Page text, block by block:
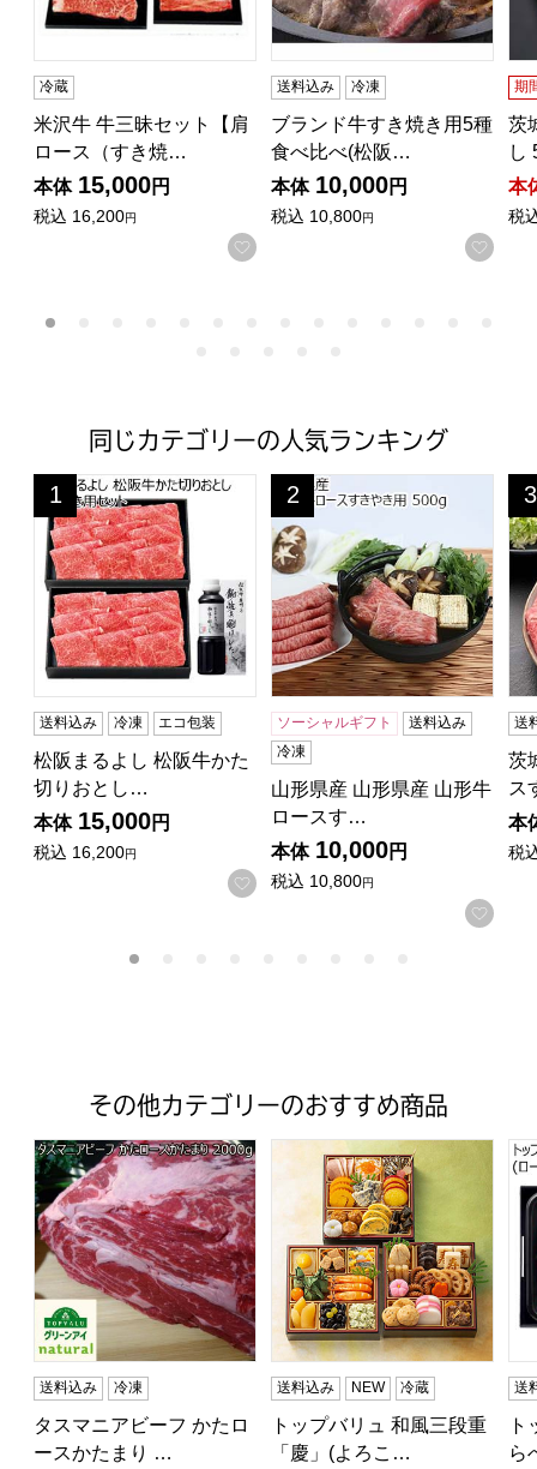
冷蔵
米沢牛 牛三昧セット【肩
ロース（すき焼…
本体 15,000円
税込 16,200円
お気に入りに登録する
送料込み 冷凍
ブランド牛すき焼き用5種
食べ比べ(松阪…
本体 10,000円
税込 10,800円
お気
期
茨
し
本
税
同じカテゴリーの人気ランキング
松阪まるよし 松阪牛かた切りおとしすきやき用セット【
1
位
送料込み 冷凍 エコ包装
松阪まるよし 松阪牛かた
切りおとし…
本体 15,000円
税込 16,200円
お気に入りに登録する
山形県産 山形県産 山形牛ロ
2
位
ソーシャルギフト
送料込み
冷凍
山形県産 山形県産 山形牛
ロースす…
本体 10,000円
税込 10,800円
お気
3
位
送
茨
ス
本
税
その他カテゴリーのおすすめ商品
タスマニアビーフ かたロースかたまり 2000g トップバ
送料込み 冷凍
タスマニアビーフ かたロ
ースかたまり …
トップバリュ 和風三段重「
送料込み NEW 冷蔵
トップバリュ 和風三段重
「慶」(よろこ…
ト
送
ら